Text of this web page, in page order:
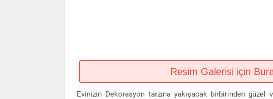
Resim Galerisi için
Evinizin Dekorasyon tarzına yakışacak birbirinden güzel